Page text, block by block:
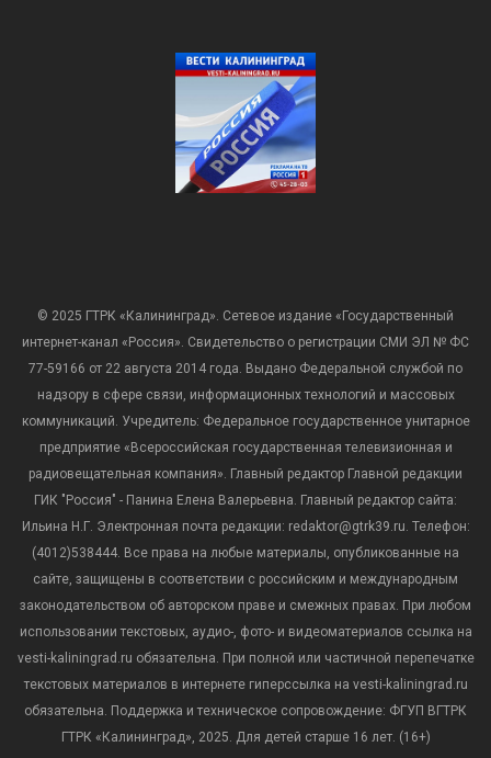
© 2025 ГТРК «Калининград». Сетевое издание «Государственный
интернет-канал «Россия». Свидетельство о регистрации СМИ ЭЛ № ФС
77-59166 от 22 августа 2014 года. Выдано Федеральной службой по
надзору в сфере связи, информационных технологий и массовых
коммуникаций. Учредитель: Федеральное государственное унитарное
предприятие «Всероссийская государственная телевизионная и
радиовещательная компания». Главный редактор Главной редакции
ГИК "Россия" - Панина Елена Валерьевна. Главный редактор сайта:
Ильина Н.Г. Электронная почта редакции: redaktor@gtrk39.ru. Телефон:
(4012)538444. Все права на любые материалы, опубликованные на
сайте, защищены в соответствии с российским и международным
законодательством об авторском праве и смежных правах. При любом
использовании текстовых, аудио-, фото- и видеоматериалов ссылка на
vesti-kaliningrad.ru обязательна. При полной или частичной перепечатке
текстовых материалов в интернете гиперссылка на vesti-kaliningrad.ru
обязательна. Поддержка и техническое сопровождение: ФГУП ВГТРК
ГТРК «Калининград», 2025. Для детей старше 16 лет. (16+)